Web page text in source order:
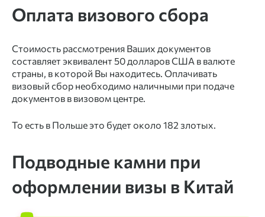
Оплата визового сбора
Стоимость рассмотрения Ваших документов
составляет эквивалент 50 долларов США в валюте
страны, в которой Вы находитесь. Оплачивать
визовый сбор необходимо наличными при подаче
документов в визовом центре.
То есть в Польше это будет около 182 злотых.
Подводные камни при
оформлении визы в Китай